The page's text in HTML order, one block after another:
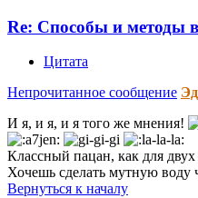
Re: Способы и методы
Цитата
Непрочитанное сообщение
И я, и я, и я того же мнения!
Классный пацан, как для
Хочешь сделать мутную воду
Вернуться к началу